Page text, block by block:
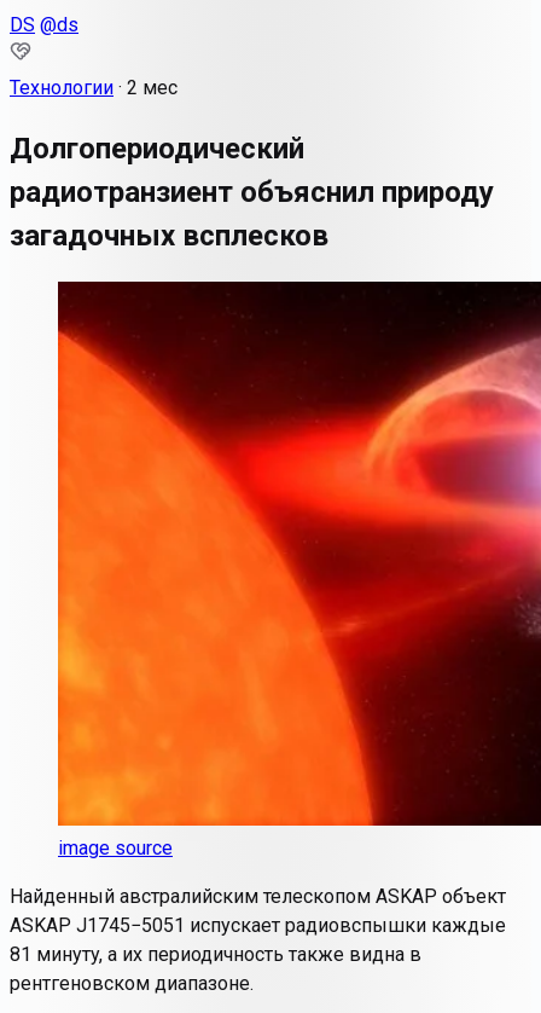
DS @ds
Технологии · 2 мес
Долгопериодический
радиотранзиент объяснил природу
загадочных всплесков
image source
Найденный австралийским телескопом ASKAP объект
ASKAP J1745−5051 испускает радиовспышки каждые
81 минуту, а их периодичность также видна в
рентгеновском диапазоне.